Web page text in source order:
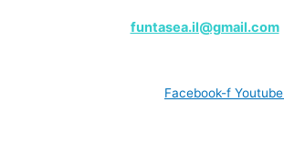
funtasea.il@gmail.com
Facebook-f Youtube